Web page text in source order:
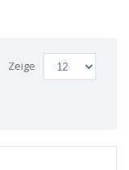
Absteigend
sortieren
Zeige